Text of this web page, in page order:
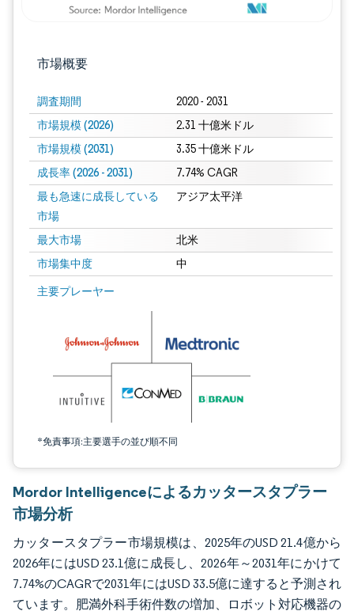
市場概要
調査期間 2020 - 2031
市場規模 (2026) 2.31 十億米ドル
市場規模 (2031) 3.35 十億米ドル
成長率 (2026 - 2031) 7.74% CAGR
最も急速に成長している
市場
アジア太平洋
最大市場 北米
市場集中度 中
主要プレーヤー
*免責事項:主要選手の並び順不同
画像 © Mordor Intelligence。再利用にはCC BY 4.0の表示が必要です。
Mordor Intelligenceによるカッタースタプラー
市場分析
カッタースタプラー市場規模は、2025年のUSD 21.4億から
2026年にはUSD 23.1億に成長し、2026年～2031年にかけて
7.74%のCAGRで2031年にはUSD 33.5億に達すると予測され
ています。肥満外科手術件数の増加、ロボット対応機器の